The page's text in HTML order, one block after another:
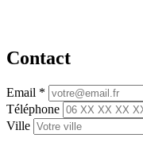
Contact
Email *
Téléphone
Ville